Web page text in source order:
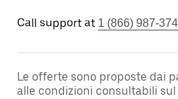
Call support at 1 (866) 987-
Le offerte sono proposte dai
alle condizioni consultabili